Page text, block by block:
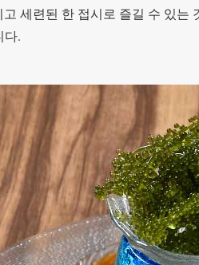
세련된 한 접시로 즐길 수 있
다.